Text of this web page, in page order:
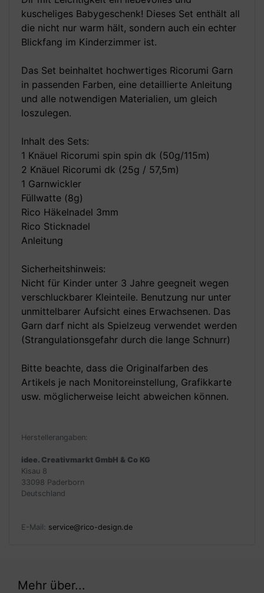
kuscheliges Babygeschenk! Dieses Set enthält all
die nicht nur warm hält, sondern auch ein echter
Blickfang im Kinderzimmer ist.
Das Set beinhaltet hochwertiges Ricorumi Garn
in passenden Farben, eine detaillierte Anleitung
und alle notwendigen Materialien, um gleich
loszulegen.
Inhalt des Sets:
1 Knäuel Ricorumi spin spin dk (50g/115m)
2 Knäuel Ricorumi dk (25g / 57,5m)
1 Garnwickler
Füllwatte (8g)
Rico Häkelnadel 3mm
Rico Sticknadel
Anleitung
Sicherheitshinweis:
Nicht für Kinder unter 3 Jahre geegneit wegen
verschluckbarer Kleinteile. Benutzung nur unter
unmittelbarer Aufsicht eines Erwachsenen. Das
Garn darf nicht als Spielzeug verwendet werden
(Strangulationsgefahr durch die lange Schnurr)
Bitte beachte, dass die Originalfarben des
Artikels je nach Monitoreinstellung, Grafikkarte
usw. möglicherweise leicht abweichen können.
Herstellerangaben:
idee. Creativmarkt GmbH & Co KG
Kisau 8
33098 Paderborn
Deutschland
E-Mail: service@rico-design.de
Mehr über...